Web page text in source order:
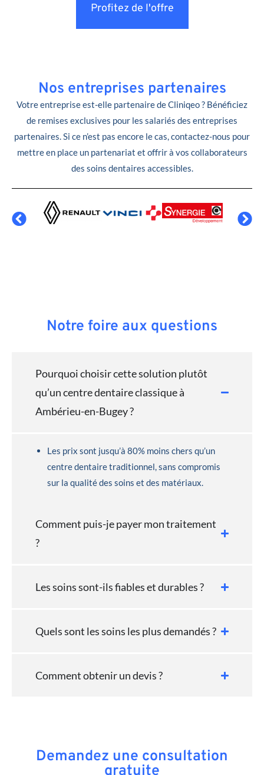
Profitez de l'offre
Nos entreprises partenaires
Votre entreprise est-elle partenaire de Cliniqeo ? Bénéficiez
de remises exclusives pour les salariés des entreprises
partenaires. Si ce n’est pas encore le cas, contactez-nous pour
mettre en place un partenariat et offrir à vos collaborateurs
des soins dentaires accessibles.
Notre foire aux questions
Pourquoi choisir cette solution plutôt
qu’un centre dentaire classique à
Ambérieu-en-Bugey ?
Les prix sont jusqu’à 80% moins chers qu’un
centre dentaire traditionnel, sans compromis
sur la qualité des soins et des matériaux.
Comment puis-je payer mon traitement
?
Les soins sont-ils fiables et durables ?
Quels sont les soins les plus demandés ?
Comment obtenir un devis ?
Demandez une consultation